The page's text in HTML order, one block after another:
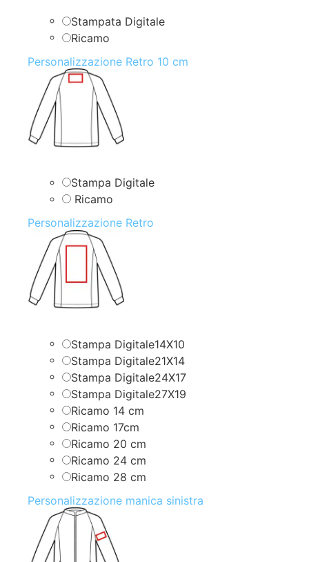
Stampata Digitale
Ricamo
Personalizzazione Retro 10 cm
Stampa Digitale
Ricamo
Personalizzazione Retro
Stampa Digitale14X10
Stampa Digitale21X14
Stampa Digitale24X17
Stampa Digitale27X19
Ricamo 14 cm
Ricamo 17cm
Ricamo 20 cm
Ricamo 24 cm
Ricamo 28 cm
Personalizzazione manica sinistra